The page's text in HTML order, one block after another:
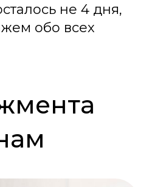
не 4 дня,
обо всех